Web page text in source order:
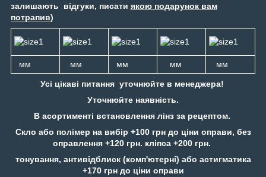
залишають відгуки, писати якою подарунок вам
потрапив)
мм мм мм мм мм
Усі цікаві питання уточнюйте в менеджера!
Уточнюйте наявність.
В асортименті встановлення лінз за рецептом.
Скло або полімер на вибір +100 грн до ціни оправи, без
оправлення +120 грн. кліпса +200 грн.
тонування, антивідблиск (комп'ютерні) або астигматика
+170 грн до ціни оправи